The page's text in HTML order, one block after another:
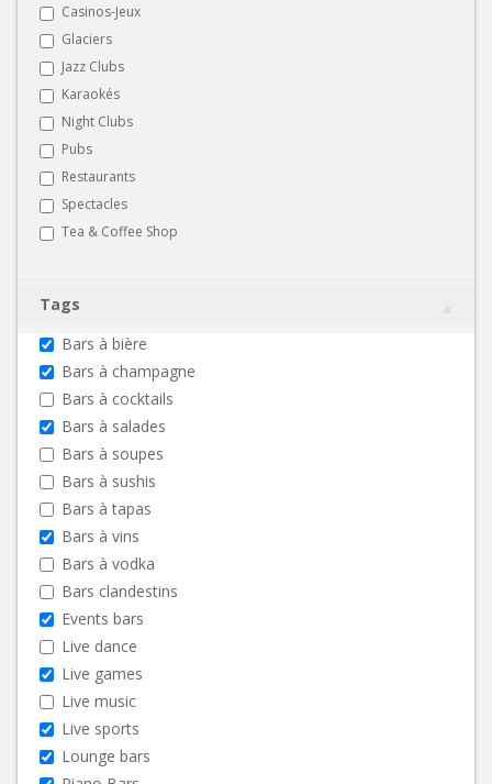
Casinos-Jeux
Glaciers
Jazz Clubs
Karaokés
Night Clubs
Pubs
Restaurants
Spectacles
Tea & Coffee Shop
Tags
Bars à bière
Bars à champagne
Bars à cocktails
Bars à salades
Bars à soupes
Bars à sushis
Bars à tapas
Bars à vins
Bars à vodka
Bars clandestins
Events bars
Live dance
Live games
Live music
Live sports
Lounge bars